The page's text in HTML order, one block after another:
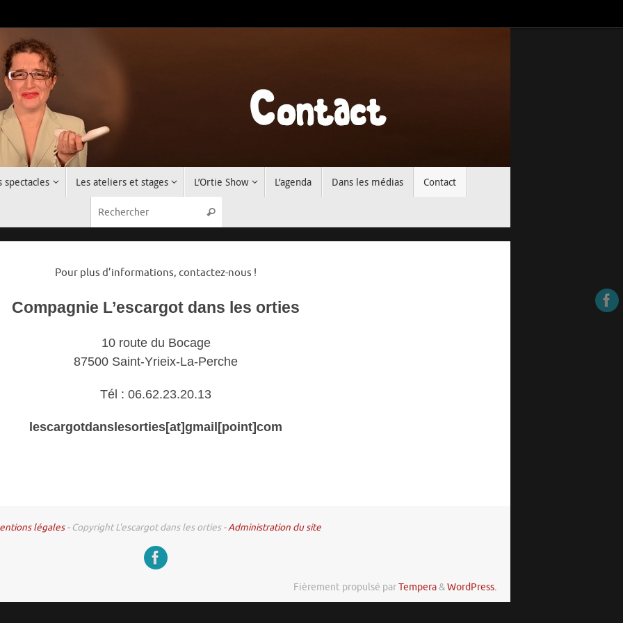
spectacles Les ateliers et stages L’Ortie Show L’agenda Dans les médias
Contact
Rechercher
Pour plus d’informations, contactez-nous !
Compagnie L’escargot dans les orties
10 route du Bocage
87500 Saint-Yrieix-La-Perche
Tél : 06.62.23.20.13
lescargotdanslesorties[at]gmail[point]com
légales- Copyright L'escargot dans les orties -Administration du site
Fièrement propulsé parTempera&WordPress.